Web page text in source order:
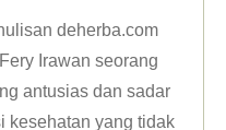
deherba.com
Irawan seorang
antusias dan sadar
kesehatan yang tidak